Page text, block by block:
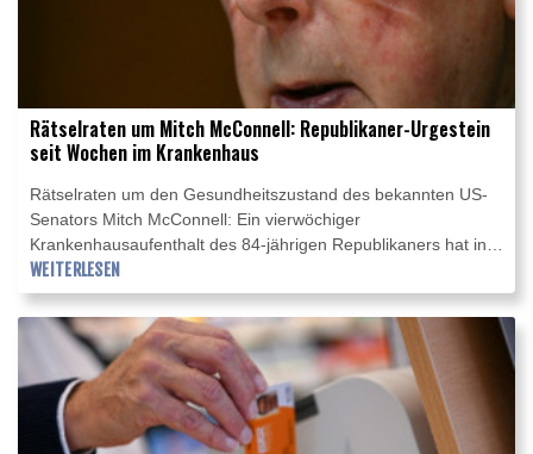
Rätselraten um Mitch McConnell: Republikaner-Urgestein
seit Wochen im Krankenhaus
Rätselraten um den Gesundheitszustand des bekannten US-
Senators Mitch McConnell: Ein vierwöchiger
Krankenhausaufenthalt des 84-jährigen Republikaners hat in
Washington Spekulationen genährt, das Kongress-Urgestein
liege womöglich im Sterben. Ein Sprecher erklärte am
Dienstag auf Anfrage, McConnell sei "dankbar für die große
Welle der Unterstützung, die ihm während seiner weiteren
Genesung im Krankenhaus zuteil wird".
WEITERLESEN